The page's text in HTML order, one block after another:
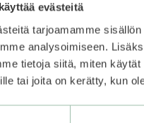
evästeitä
tarjoamamme
analysoimiseen.
tietoja siitä, miten
tai joita on kerätty, kun